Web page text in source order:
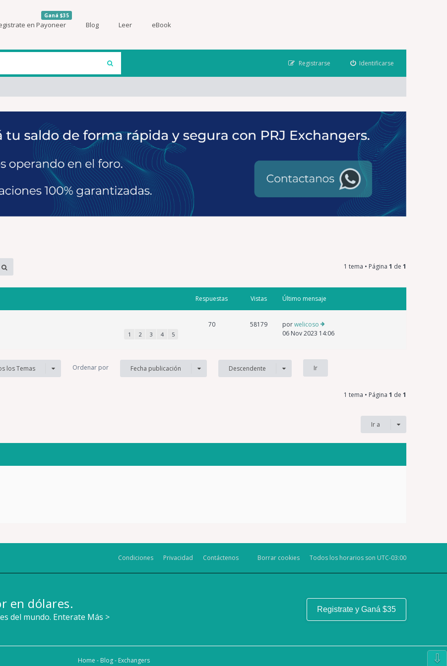
en Payoneer
Ganá $35
Blog Leer eBook
Identificarse
Registrarse
1 tema • Página 1 de 1
Respuestas Vistas Último mensaje
1 2 3 4 5
70 58179 porwelicoso
06 Nov 2023 14:06
los Temas Ordenar por Fecha publicación Descendente
1 tema • Página 1 de 1
Ir a
Todos los horarios son UTC-03:00
Borrar cookies
Contáctenos
Privacidad
Condiciones
en dólares.
del mundo. Enterate Más >
Registrate y Ganá $35
Home - Blog- Exchangers ⇩